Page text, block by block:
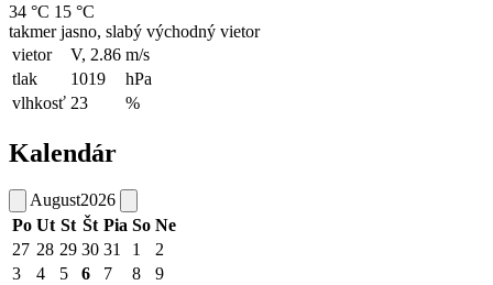
34 °C 15 °C
takmer jasno, slabý východný vietor
vietor
V, 2.86 m/s
tlak
1019
hPa
vlhkosť 23 %
Kalendár
August2026
Po Ut St Št Pia So Ne
27 28 29 30 31 1
2
3
4 5 6 7 8
9